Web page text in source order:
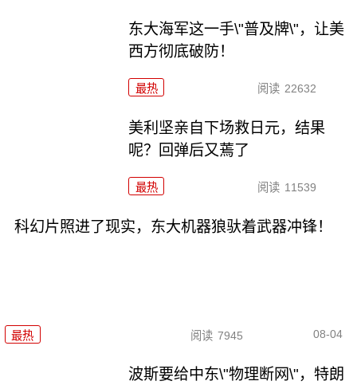
东大海军这一手\"普及牌\"，让美
西方彻底破防！
最热 阅读 22632
美利坚亲自下场救日元，结果
呢？回弹后又蔫了
最热 阅读 11539
科幻片照进了现实，东大机器狼驮着武器冲锋！
最热 阅读 7945 08-04
波斯要给中东\"物理断网\"，特朗